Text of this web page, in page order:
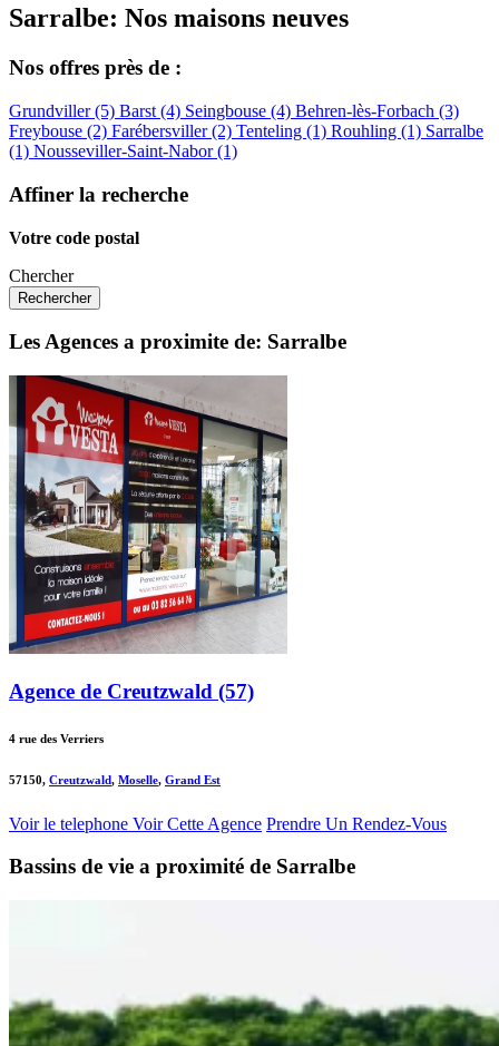
Sarralbe: Nos maisons neuves
Nos offres près de :
Grundviller (5) Barst (4) Seingbouse (4) Behren-lès-Forbach (3)
Freybouse (2) Farébersviller (2) Tenteling (1) Rouhling (1) Sarralbe
(1) Nousseviller-Saint-Nabor (1)
Affiner la recherche
Votre code postal
Chercher
Les Agences a proximite de: Sarralbe
Agence de Creutzwald (57)
4 rue des Verriers
57150, Creutzwald, Moselle, Grand Est
Voir le telephone Voir Cette Agence Prendre Un Rendez-Vous
Bassins de vie a proximité de Sarralbe